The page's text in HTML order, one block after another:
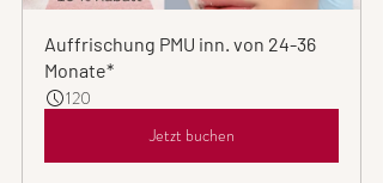
Auffrischung PMU inn. von 24-36
Monate*
120
Jetzt buchen